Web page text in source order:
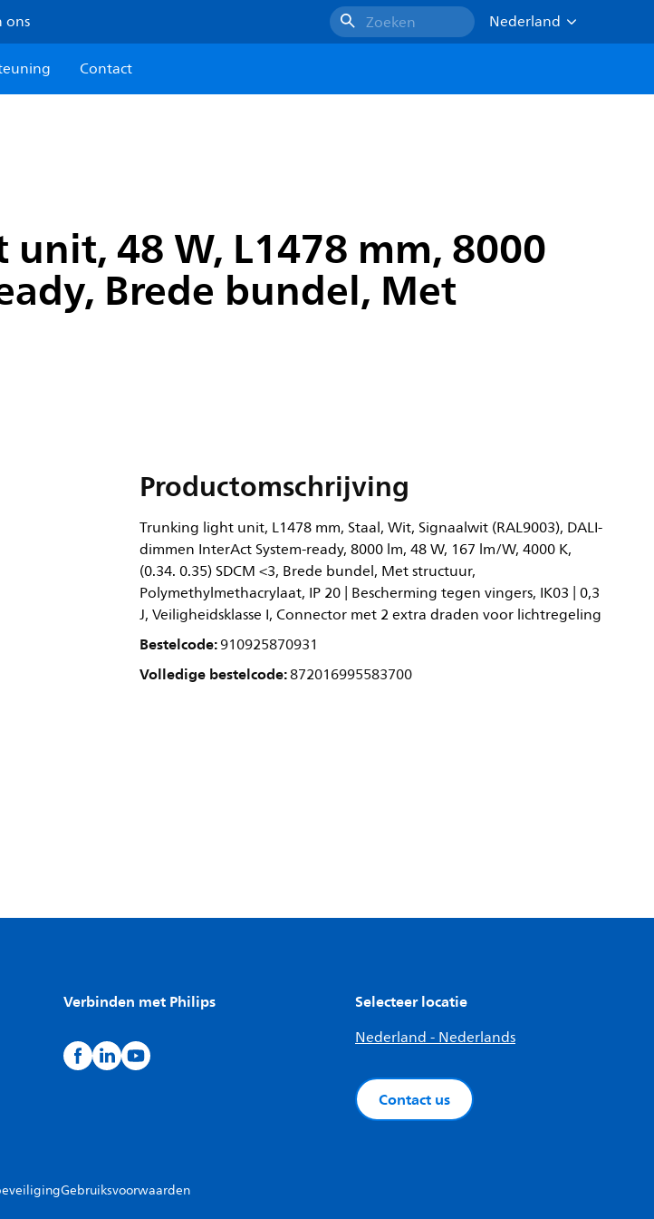
ons Zoeken
Nederland
Contact
48 W, L1478 mm, 8000
Brede bundel, Met
Productomschrijving
Trunking light unit, L1478 mm, Staal, Wit, Signaalwit (RAL9003), DALI-
dimmen InterAct System-ready, 8000 lm, 48 W, 167 lm/W, 4000 K,
(0.34. 0.35) SDCM <3, Brede bundel, Met structuur,
Polymethylmethacrylaat, IP 20 | Bescherming tegen vingers, IK03 | 0,3
J, Veiligheidsklasse I, Connector met 2 extra draden voor lichtregeling
Bestelcode:910925870931
Volledige bestelcode:872016995583700
Verbinden met Philips Selecteer locatie
Nederland - Nederlands
Contact us
Gebruiksvoorwaarden